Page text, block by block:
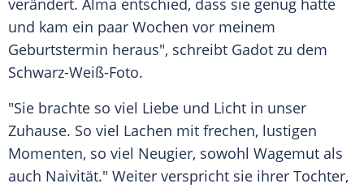
verändert. Alma entschied, dass sie genug hatte
und kam ein paar Wochen vor meinem
Geburtstermin heraus", schreibt Gadot zu dem
Schwarz-Weiß-Foto.
"Sie brachte so viel Liebe und Licht in unser
Zuhause. So viel Lachen mit frechen, lustigen
Momenten, so viel Neugier, sowohl Wagemut als
auch Naivität." Weiter verspricht sie ihrer Tochter,